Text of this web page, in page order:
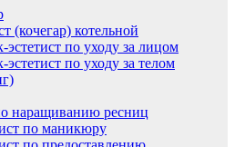
(кочегар) котельной
эстетист по уходу за лицом
эстетист по уходу за телом
наращиванию ресниц
по маникюру